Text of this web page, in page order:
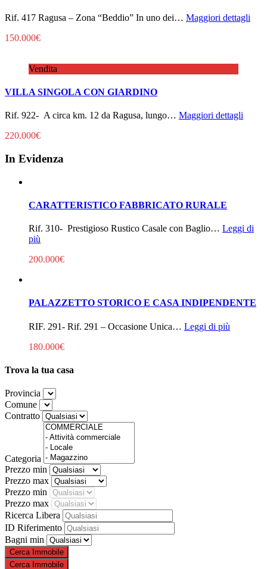
Rif. 417 Ragusa – Zona “Beddio” In uno dei… Maggiori dettagli
150.000€
Vendita
VILLA SINGOLA CON GIARDINO
Rif. 922- A circa km. 12 da Ragusa, lungo… Maggiori dettagli
220.000€
In Evidenza
CARATTERISTICO FABBRICATO RURALE
Rif. 310- Prestigioso Rustico Casale con Baglio… Leggi di
più
200.000€
PALAZZETTO STORICO E CASA INDIPENDENTE
RIF. 291- Rif. 291 – Occasione Unica… Leggi di più
180.000€
Trova la tua casa
Provincia
Comune
Contratto
Categoria
Prezzo min
Prezzo max
Prezzo min
Prezzo max
Ricerca Libera
ID Riferimento
Bagni min